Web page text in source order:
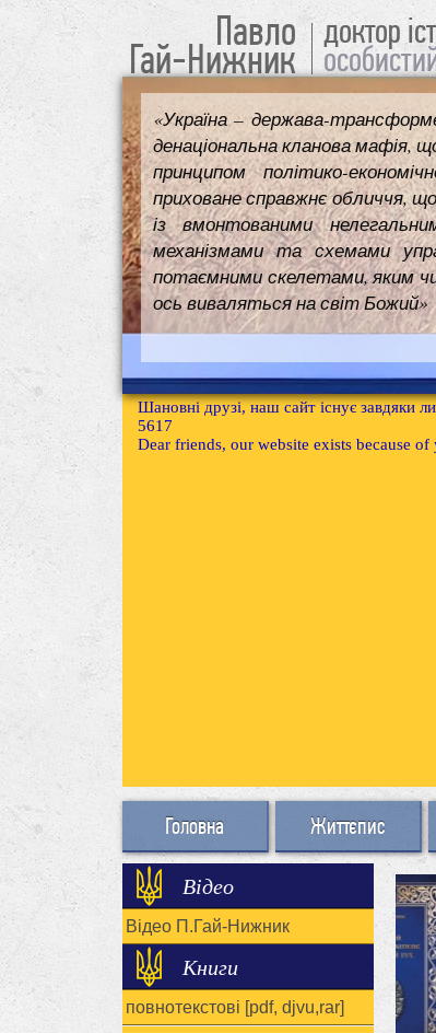
Павло
Гай-Нижник
доктор
«Україна – держава-
денаціональна кланова мафія,
принципом політико-
приховане справжнє обличчя,
із вмонтованими
механізмами та схемами
потаємними скелетами, яким
ось виваляться на світ Божий»
Шановні друзі, наш сайт існує завдяки
5617
Dear friends, our website exists because
Головна Життєпис
Відео
Відео П.Гай-Нижник
Книги
повнотекстові [pdf, djvu,rar]